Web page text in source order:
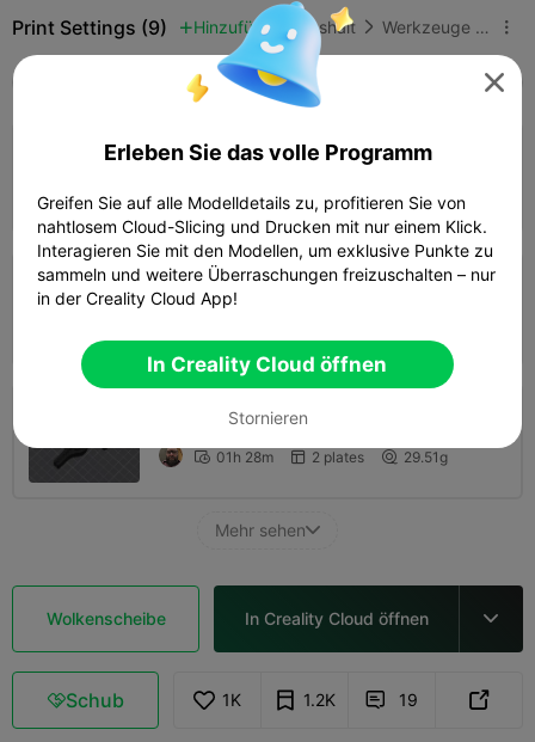
Print Settings (9)  Hinzufügen Haushalt  Werkzeuge & Ersatzteile 
K2 Plus K2 Pro
0,2 mm Schicht, 2 Wände, 15% Füllung
 45m 40s 1 plates 15.59g
0,2 mm Schicht, 3 Wände, 15% Füllung
0,2 mm Schicht, 2 Wände, 15% Füllung
 01h 28m  2 plates  29.51g
Mehr sehen
Wolkenscheibe In Creality Cloud öffnen 
Schub 1K 1.2K  19 

Erleben Sie das volle Programm
Greifen Sie auf alle Modelldetails zu, profitieren Sie von
nahtlosem Cloud-Slicing und Drucken mit nur einem Klick.
Interagieren Sie mit den Modellen, um exklusive Punkte zu
sammeln und weitere Überraschungen freizuschalten – nur
in der Creality Cloud App!
In Creality Cloud öffnen
Stornieren